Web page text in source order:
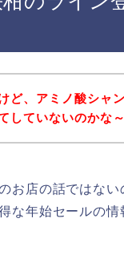
ど、アミノ酸シャ
していないのかな～
お店の話ではな
な年始セールの